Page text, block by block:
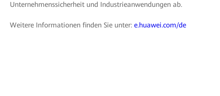
Unternehmenssicherheit und Industrieanwendungen ab.
Weitere Informationen finden Sie unter: e.huawei.com/de